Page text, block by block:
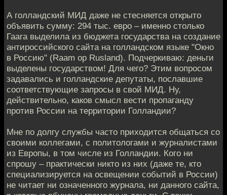
А голландский МИД даже не стесняется открыто
объявить сумму: 294 тыс. евро – именно столько
Гаага выделила из бюджета государства на создание
антироссийского сайта на голландском языке "Окно
в Россию" (Raam op Rusland). Подчеркиваю: деньги
выделены государством! Для чего? Этим вопросом
задавались и голландские депутаты, пославшие
соответствующие запросы в свой МИД. Ну,
действительно, каков смысл вести пропаганду
против России на территории Голландии?
Мне по долгу службы часто приходится общаться со
своими коллегами, с политологами и журналистами
из Европы, в том числе из Голландии. Кого ни
спрошу – практически никто из них (даже те, кто
специализируется на освещении событий в России)
не читает ни означенного журнала, ни данного сайта,